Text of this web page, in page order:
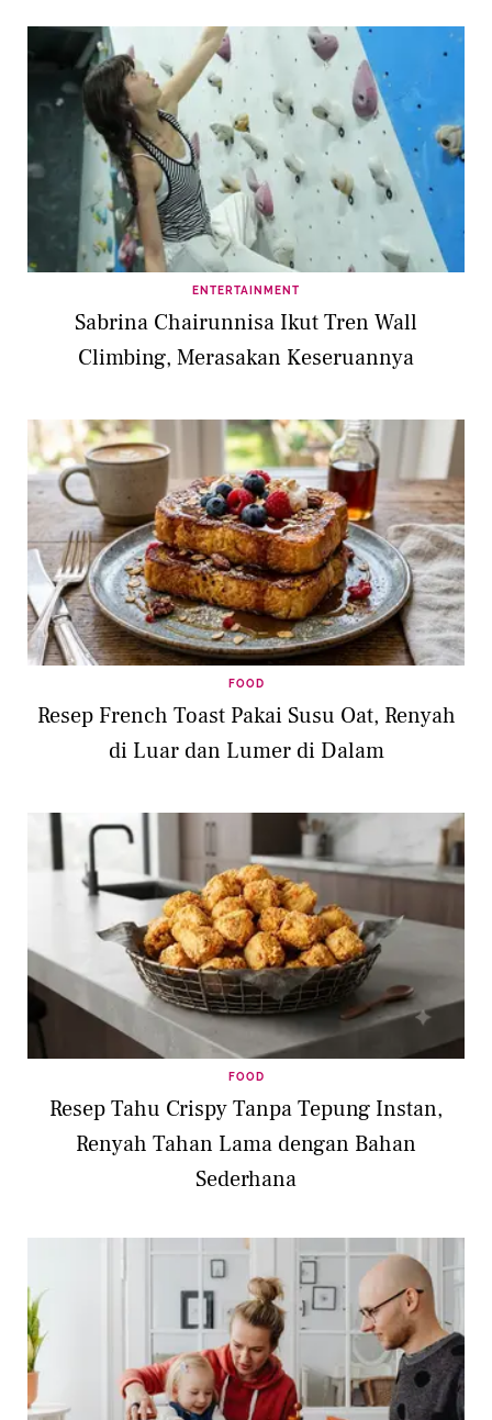
ENTERTAINMENT
Sabrina Chairunnisa Ikut Tren Wall
Climbing, Merasakan Keseruannya
FOOD
Resep French Toast Pakai Susu Oat, Renyah
di Luar dan Lumer di Dalam
FOOD
Resep Tahu Crispy Tanpa Tepung Instan,
Renyah Tahan Lama dengan Bahan
Sederhana